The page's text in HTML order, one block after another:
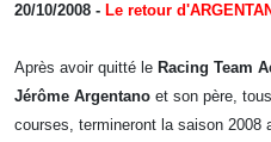
20/10/2008 - Le retour
Après avoir quitté le Racing Team
Jérôme Argentano et son père,
courses, termineront la saison 2008